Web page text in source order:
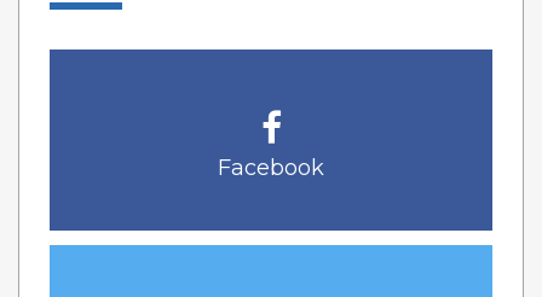
Facebook